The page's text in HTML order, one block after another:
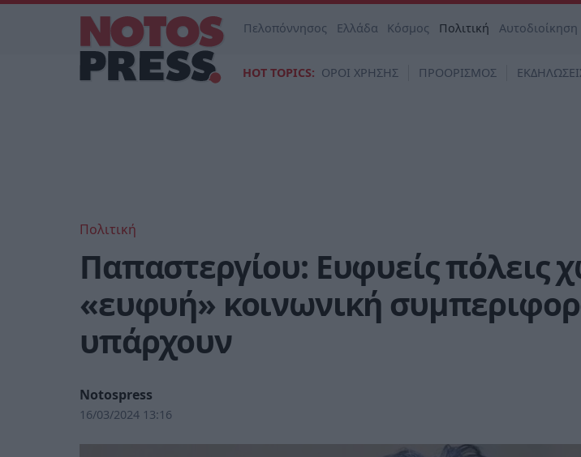
Πελοπόννησος Ελλάδα Κόσμος Πολιτική Αυτοδιοίκηση
HOT TOPICS: ΟΡΟΙ ΧΡΗΣΗΣ ΠΡΟΟΡΙΣΜΟΣ
Πολιτική
Παπαστεργίου: Ευφυείς πόλεις
«ευφυή» κοινωνική
υπάρχουν
Notospress
16/03/2024 13:16